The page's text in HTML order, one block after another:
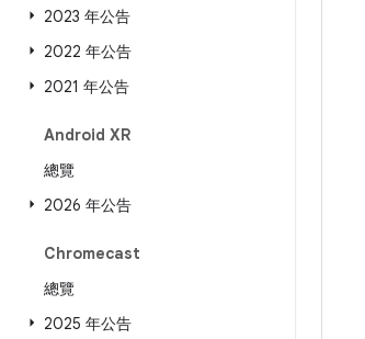
2023 年公告
2022 年公告
2021 年公告
Android XR
總覽
2026 年公告
Chromecast
總覽
2025 年公告